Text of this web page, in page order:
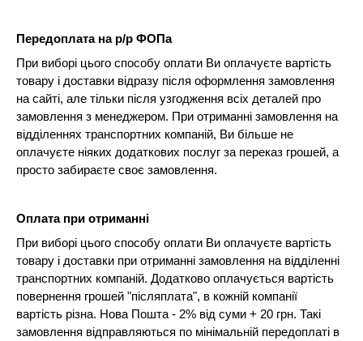
Передоплата на р/р ФОПа
При виборі цього способу оплати Ви оплачуєте вартість
товару і доставки відразу після оформлення замовлення
на сайті, але тільки після узгодження всіх деталей про
замовлення з менеджером. При отриманні замовлення на
відділеннях транспортних компаній, Ви більше не
оплачуєте ніяких додаткових послуг за переказ грошей, а
просто забираєте своє замовлення.
Оплата при отриманні
При виборі цього способу оплати Ви оплачуєте вартість
товару і доставки при отриманні замовлення на відділенні
транспортних компаній. Додатково оплачується вартість
повернення грошей "післяплата", в кожній компанії
вартість різна. Нова Пошта - 2% від суми + 20 грн. Такі
замовлення відправляються по мінімальній передоплаті в